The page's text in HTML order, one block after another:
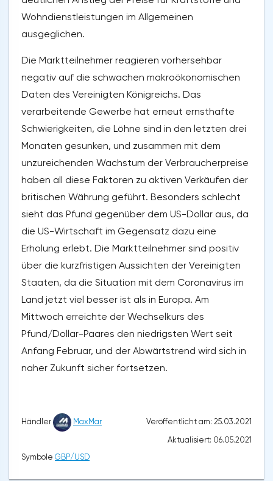
Wohndienstleistungen im Allgemeinen
ausgeglichen.
Die Marktteilnehmer reagieren vorhersehbar
negativ auf die schwachen makroökonomischen
Daten des Vereinigten Königreichs. Das
verarbeitende Gewerbe hat erneut ernsthafte
Schwierigkeiten, die Löhne sind in den letzten drei
Monaten gesunken, und zusammen mit dem
unzureichenden Wachstum der Verbraucherpreise
haben all diese Faktoren zu aktiven Verkäufen der
britischen Währung geführt. Besonders schlecht
sieht das Pfund gegenüber dem US-Dollar aus, da
die US-Wirtschaft im Gegensatz dazu eine
Erholung erlebt. Die Marktteilnehmer sind positiv
über die kurzfristigen Aussichten der Vereinigten
Staaten, da die Situation mit dem Coronavirus im
Land jetzt viel besser ist als in Europa. Am
Mittwoch erreichte der Wechselkurs des
Pfund/Dollar-Paares den niedrigsten Wert seit
Anfang Februar, und der Abwärtstrend wird sich in
naher Zukunft sicher fortsetzen.
Händler MaxMar
Veröffentlicht am: 25.03.2021
Aktualisiert: 06.05.2021
Symbole GBP/USD